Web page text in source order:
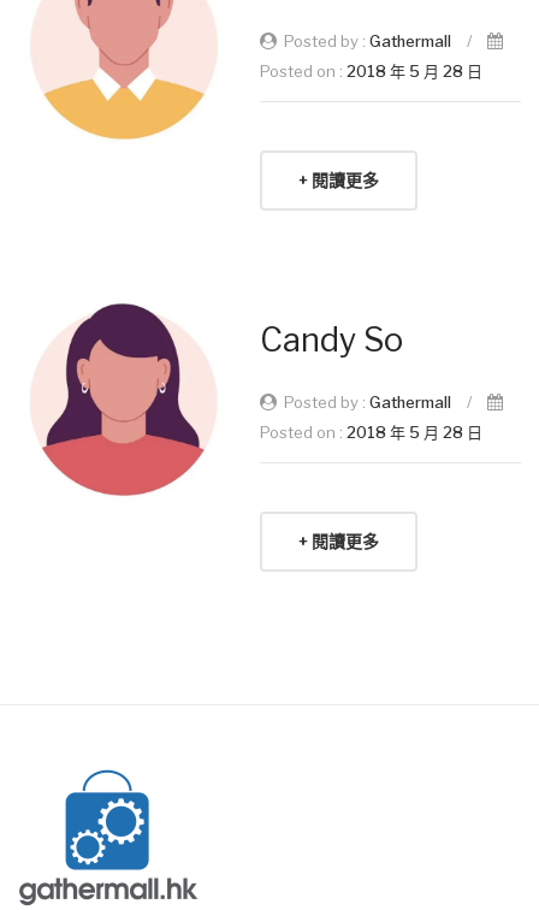
Posted by : Gathermall
/
Posted on : 2018 年 5 月 28 日
+ 閱讀更多
Candy So
Posted by : Gathermall
/
Posted on : 2018 年 5 月 28 日
+ 閱讀更多